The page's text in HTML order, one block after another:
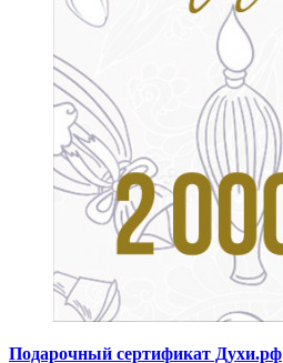
Подарочный сертификат Духи.рф